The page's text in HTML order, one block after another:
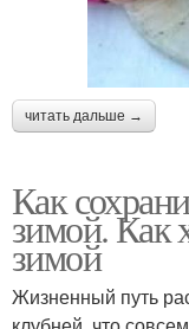
читать дальше →
Как
зимой. Как
зимой
Жизненный путь